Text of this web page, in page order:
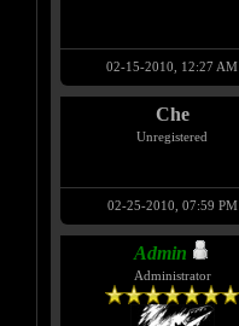
02-15-2010, 12:27 AM
Che
Unregistered
02-25-2010, 07:59 PM
Admin
Administrator